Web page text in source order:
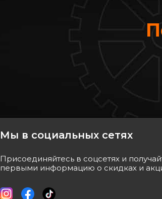
538 грн
Отправка завтра
Мы в социальных сетях
Присоединяйтесь в соцсетях и
первыми информацию о скидках и